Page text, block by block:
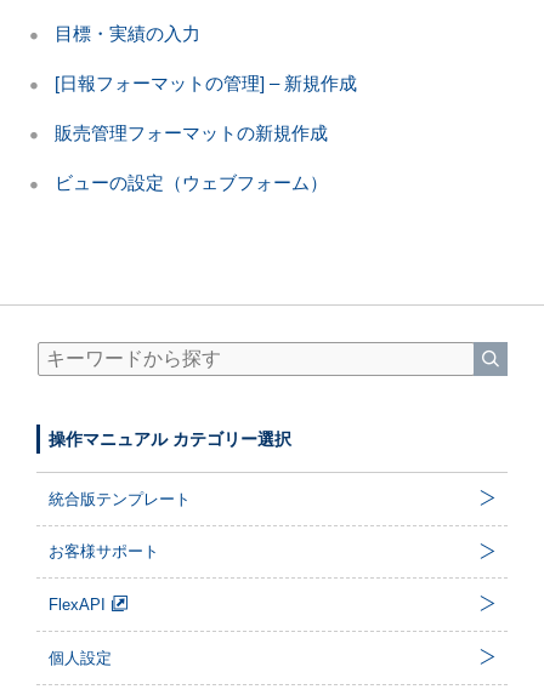
目標・実績の入力
[日報フォーマットの管理] – 新規作成
販売管理フォーマットの新規作成
ビューの設定（ウェブフォーム）
操作マニュアル カテゴリー選択
統合版テンプレート
お客様サポート
FlexAPI
個人設定